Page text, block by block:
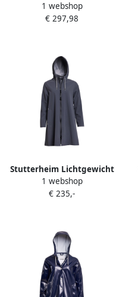
Revers kraag Logo detail
Blue Dames
1 webshop
€ 297,98
Stutterheim Lichtgewicht
Rits Matte Regenjas Blue
Dames
1 webshop
€ 235,-